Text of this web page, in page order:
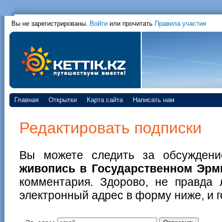
Вы не зарегистрированы. Войти или прочитать Правила участия
Главная Открытки Карта сайта Написать нам
Редактировать подписки
Вы можете следить за
живопись в Государственном
комментария. Здорово, не правда
электронный адрес в форму ниже, и